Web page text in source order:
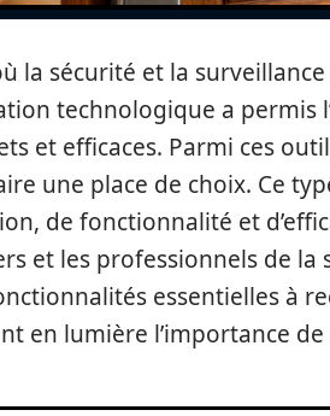
la sécurité et la
technologique a permis
et efficaces. Parmi ces
une place de choix. Ce
de fonctionnalité et
et les professionnels de la
essentielles à
en lumière l’importance